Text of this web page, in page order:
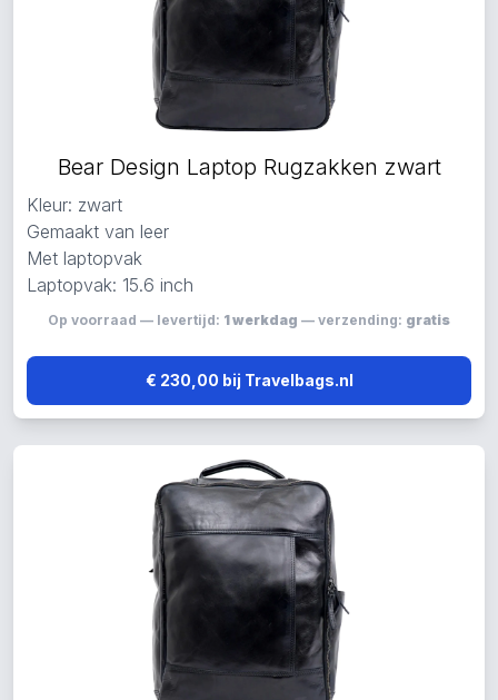
Bear Design Laptop Rugzakken zwart
Kleur: zwart
Gemaakt van leer
Met laptopvak
Laptopvak: 15.6 inch
Op voorraad — levertijd: 1 werkdag — verzending: gratis
€ 230,00 bij Travelbags.nl